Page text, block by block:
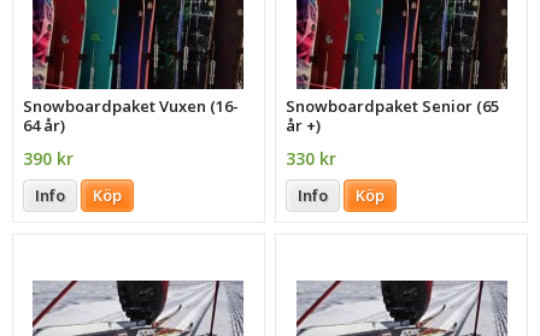
Snowboardpaket Vuxen (16-
64 år)
390 kr
Info Köp
Snowboardpaket Senior (65
år +)
330 kr
Info Köp